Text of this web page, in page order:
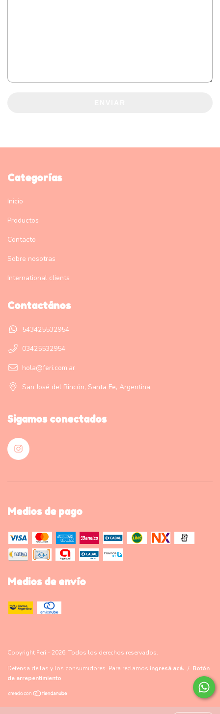
Categorías
Inicio
Productos
Contacto
Sobre nosotras
International clients
Contactános
543425532954
03425532954
hola@feri.com.ar
San José del Rincón, Santa Fe, Argentina.
Sigamos conectados
Medios de pago
Medios de envío
Copyright Feri - 2026. Todos los derechos reservados.
Defensa de las y los consumidores. Para reclamos ingresá acá. / Botón
de arrepentimiento